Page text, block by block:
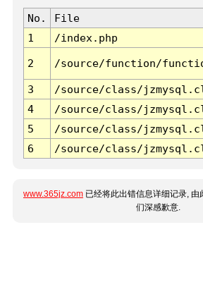
No. File
1
/index.php
2 /source/function/
3 /source/class/
4
/source/class/
5
/source/class/
6
/source/class/
www.365jz.com 已经将此出错信息详细记录,
们深感歉意.